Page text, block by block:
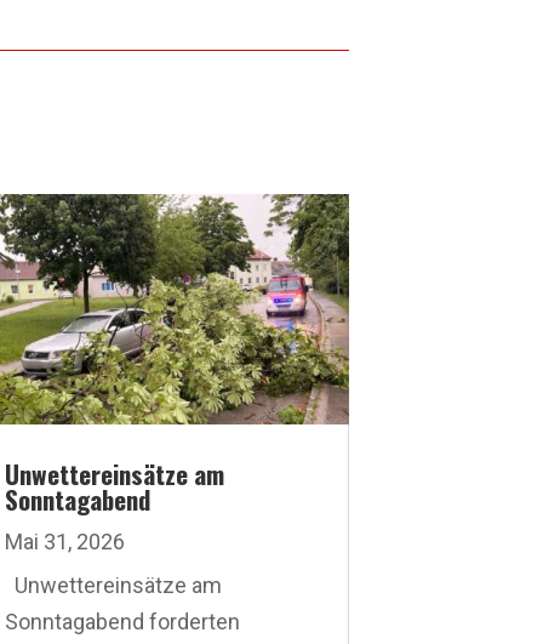
Unwettereinsätze am
Sonntagabend
Mai 31, 2026
Unwettereinsätze am
Sonntagabend forderten